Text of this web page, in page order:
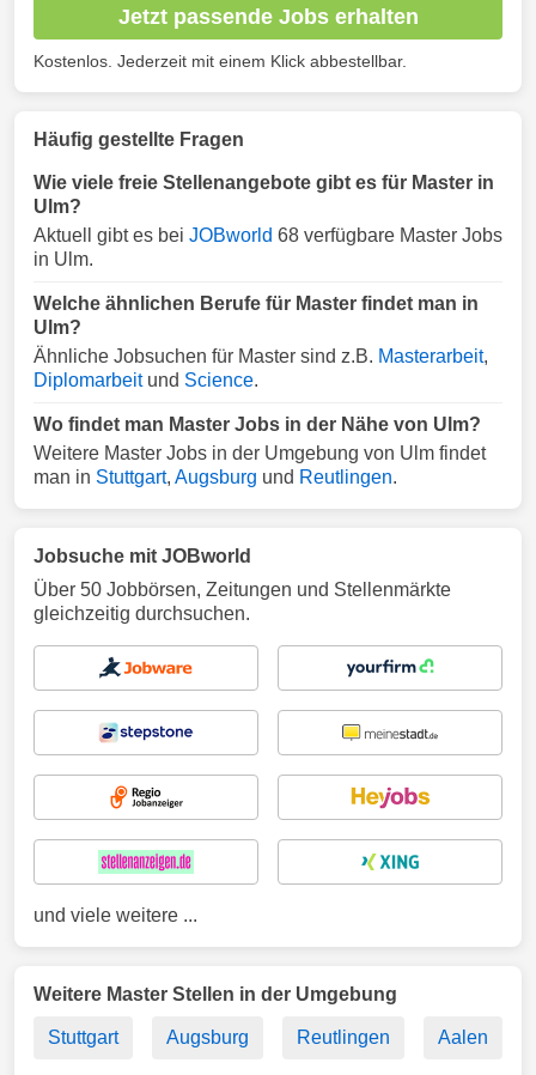
Jetzt passende Jobs erhalten
Kostenlos. Jederzeit mit einem Klick abbestellbar.
Häufig gestellte Fragen
Wie viele freie Stellenangebote gibt es für Master in
Ulm?
Aktuell gibt es bei JOBworld 68 verfügbare Master Jobs
in Ulm.
Welche ähnlichen Berufe für Master findet man in
Ulm?
Ähnliche Jobsuchen für Master sind z.B. Masterarbeit,
Diplomarbeitund Science.
Wo findet man Master Jobs in der Nähe von Ulm?
Weitere Master Jobs in der Umgebung von Ulm findet
man in Stuttgart, Augsburg und Reutlingen.
Jobsuche mit JOBworld
Über 50 Jobbörsen, Zeitungen und Stellenmärkte
gleichzeitig durchsuchen.
und viele weitere ...
Weitere Master Stellen in der Umgebung
Stuttgart Augsburg Reutlingen Aalen